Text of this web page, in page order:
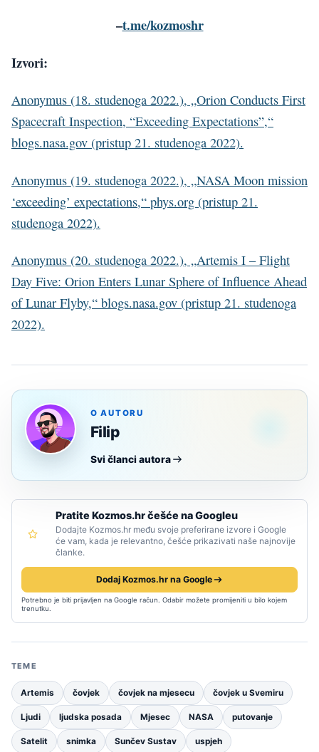
–t.me/kozmoshr
Izvori:
Anonymus (18. studenoga 2022.), „Orion Conducts First
Spacecraft Inspection, “Exceeding Expectations”,“
blogs.nasa.gov (pristup 21. studenoga 2022).
Anonymus (19. studenoga 2022.), „NASA Moon mission
‘exceeding’ expectations,“ phys.org (pristup 21.
studenoga 2022).
Anonymus (20. studenoga 2022.), „Artemis I – Flight
Day Five: Orion Enters Lunar Sphere of Influence Ahead
of Lunar Flyby,“ blogs.nasa.gov (pristup 21. studenoga
2022).
O AUTORU
Filip
Svi članci autora
Pratite Kozmos.hr češće na Googleu
Dodajte Kozmos.hr među svoje preferirane izvore i Google
će vam, kada je relevantno, češće prikazivati naše najnovije
članke.
Dodaj Kozmos.hr na Google
Potrebno je biti prijavljen na Google račun. Odabir možete promijeniti u bilo kojem
trenutku.
TEME
Artemis čovjek čovjek na mjesecu čovjek u Svemiru
Ljudi ljudska posada Mjesec NASA putovanje
Satelit snimka Sunčev Sustav uspjeh